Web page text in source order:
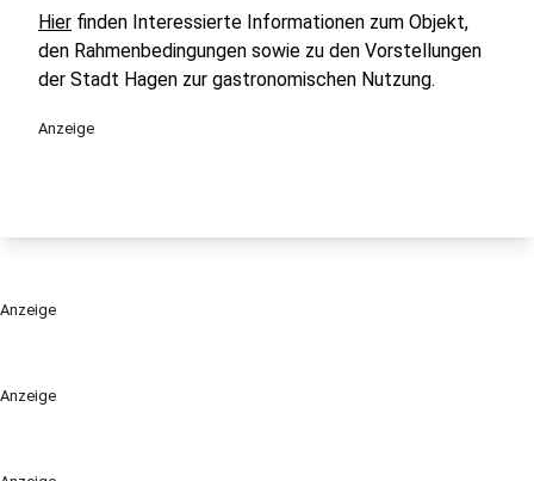
Anzeige
Hier finden Interessierte Informationen zum Objekt,
den Rahmenbedingungen sowie zu den Vorstellungen
der Stadt Hagen zur gastronomischen Nutzung.
Anzeige
Anzeige